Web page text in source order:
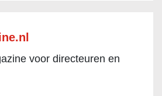
voor directeuren en